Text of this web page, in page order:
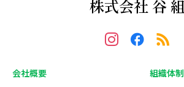
株式会社 谷 組
会社概要
組織体制